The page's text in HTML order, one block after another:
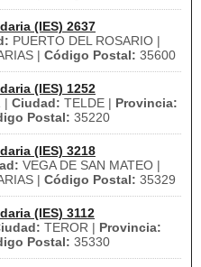
(IES) 2637
PUERTO DEL ROSARIO |
| Código Postal: 35600
(IES) 1252
| Ciudad: TELDE | Provincia:
Postal: 35220
(IES) 3218
VEGA DE SAN MATEO |
| Código Postal: 35329
(IES) 3112
TEROR | Provincia:
Postal: 35330